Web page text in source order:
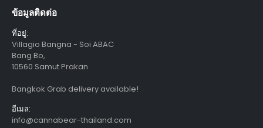
ข้อมูลติดต่อ
ที่อยู่:
Villagio Bangna - Soi ABAC
Bang Bo,
10560 Samut Prakan
Bangkok Grab delivery available!
อีเมล:
info@cannabear-thailand.com